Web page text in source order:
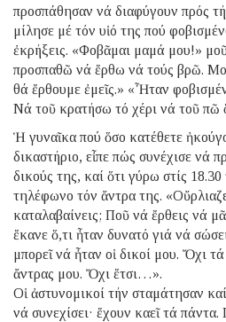
προσπάθησαν νά διαφύγουν πρός
μίλησε μέ τόν υἱό της πού
ἐκρήξεις. «Φοβᾶμαι μαμά μου!» μοῦ
προσπαθῶ νά ἔρθω νά τούς βρῶ.
θά ἔρθουμε ἐμεῖς.» «Ἦταν
Νά τοῦ κρατήσω τό χέρι νά τοῦ πῶ
Ἡ γυναῖκα πού ὅσο κατέθετε
δικαστήριο, εἶπε πώς συνέχισε νά
δικούς της, καί ὅτι γύρω στίς
τηλέφωνο τόν ἄντρα της.
καταλαβαίνεις; Ποῦ νά ἔρθεις νά
ἔκανε ὅ,τι ἦταν δυνατό γιά νά
μπορεῖ νά ἦταν οἱ δικοί μου. Ὄχι
ἄντρας μου. Ὄχι ἔτσι…».
Οἱ ἀστυνομικοί τήν σταμάτησαν
νά συνεχίσει· ἔχουν καεῖ τά